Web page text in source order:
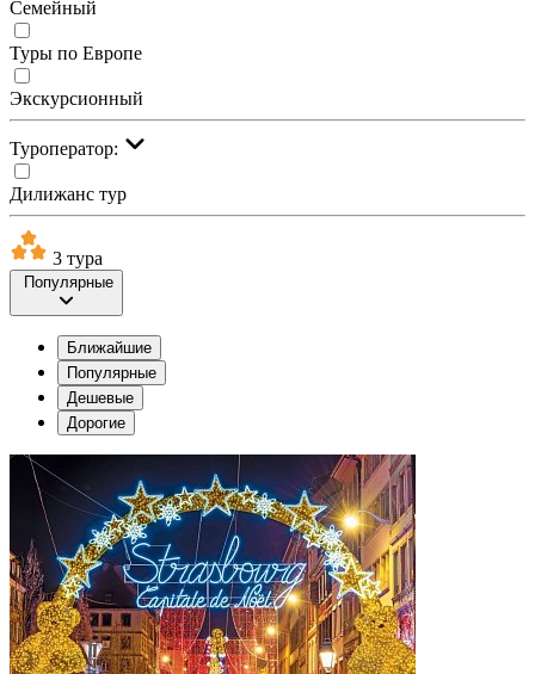
Семейный
Туры по Европе
Экскурсионный
Туроператор:
Дилижанс тур
3 тура
Популярные
Ближайшие
Популярные
Дешевые
Дорогие